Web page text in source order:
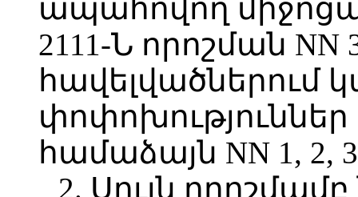
ապահովող
2111-Ն որոշման NN
հավելվածներում
փոփոխություններ
համաձայն NN 1, 2,
2. Սույն